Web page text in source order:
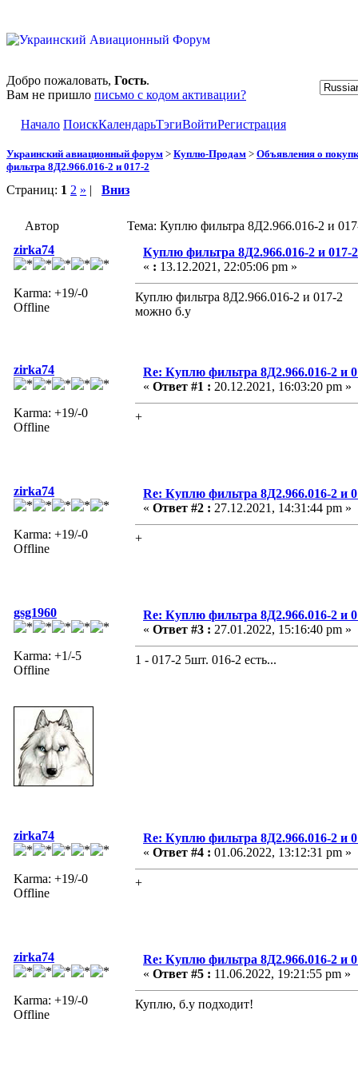
Добро пожаловать, Гость.
Вам не пришло письмо с кодом активации?
Начало ПоискКалендарьТэгиВойтиРегистрация
Украинский авиационный форум > Куплю-Продам > Объявления о
фильтра 8Д2.966.016-2 и 017-2
Страниц: 1 2 » | Вниз
Автор
Тема: Куплю фильтра 8Д2.966.016-2 и
zirka74
Karma: +19/-0
Offline
Куплю фильтра 8Д2.966.016-2 и 017-2
« : 13.12.2021, 22:05:06 pm »
Куплю фильтра 8Д2.966.016-2 и 017-2
можно б.у
zirka74
Karma: +19/-0
Offline
Re: Куплю фильтра 8Д2.966.016-2 и
« Ответ #1 : 20.12.2021, 16:03:20 pm »
+
zirka74
Karma: +19/-0
Offline
Re: Куплю фильтра 8Д2.966.016-2 и
« Ответ #2 : 27.12.2021, 14:31:44 pm »
+
gsg1960
Karma: +1/-5
Offline
Re: Куплю фильтра 8Д2.966.016-2 и
« Ответ #3 : 27.01.2022, 15:16:40 pm »
1 - 017-2 5шт. 016-2 есть...
zirka74
Karma: +19/-0
Offline
Re: Куплю фильтра 8Д2.966.016-2 и
« Ответ #4 : 01.06.2022, 13:12:31 pm »
+
zirka74
Karma: +19/-0
Offline
Re: Куплю фильтра 8Д2.966.016-2 и
« Ответ #5 : 11.06.2022, 19:21:55 pm »
Куплю, б.у подходит!